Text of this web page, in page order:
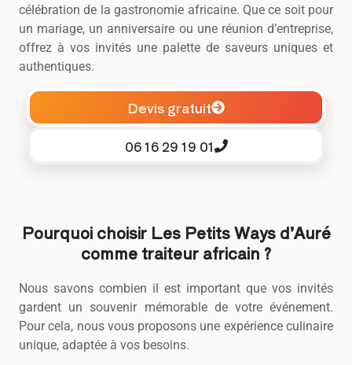
célébration de la gastronomie africaine. Que ce soit pour
un mariage, un anniversaire ou une réunion d’entreprise,
offrez à vos invités une palette de saveurs uniques et
authentiques.
Devis gratuit
06 16 29 19 01
Pourquoi choisir Les Petits Ways d’Auré
comme traiteur africain ?
Nous savons combien il est important que vos invités
gardent un souvenir mémorable de votre événement.
Pour cela, nous vous proposons une expérience culinaire
unique, adaptée à vos besoins.